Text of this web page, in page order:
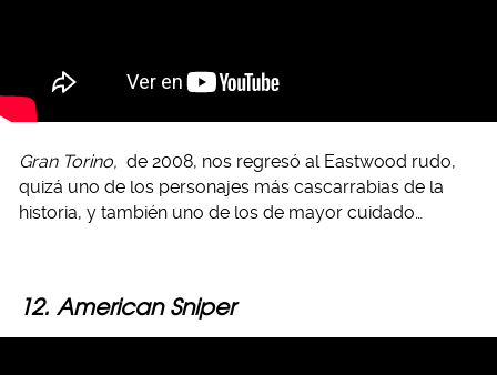
Gran Torino, de 2008, nos regresó al Eastwood rudo,
quizá uno de los personajes más cascarrabias de la
historia, y también uno de los de mayor cuidado…
12. American Sniper